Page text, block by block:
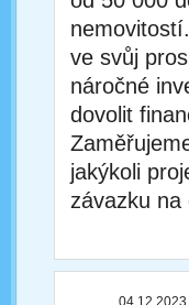
ve svůj
náročné
dovolit
jakýkoli
závazku na
04.12.2023